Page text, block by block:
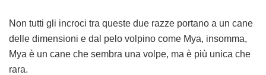
Non tutti gli incroci tra queste due razze portano a un cane
delle dimensioni e dal pelo volpino come Mya, insomma,
Mya è un cane che sembra una volpe, ma è più unica che
rara.